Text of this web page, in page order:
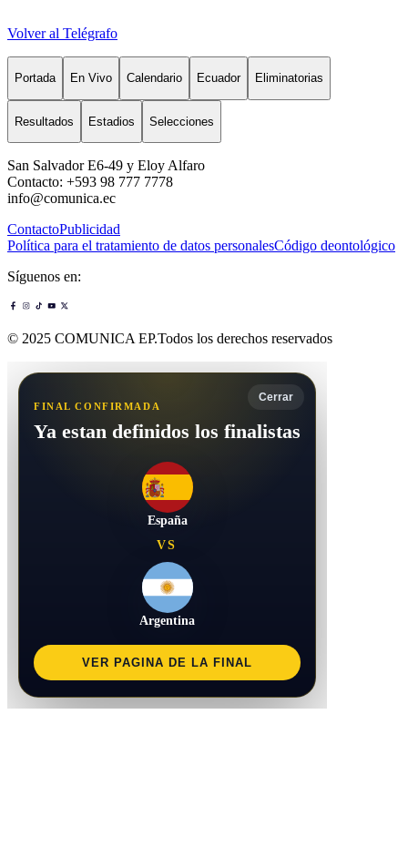
Volver al Telégrafo
Portada En Vivo Calendario Ecuador Eliminatorias
Resultados Estadios Selecciones
San Salvador E6-49 y Eloy Alfaro
Contacto: +593 98 777 7778
info@comunica.ec
ContactoPublicidad
Política para el tratamiento de datos personalesCódigo deontológico
Síguenos en:
© 2025 COMUNICA EP.Todos los derechos reservados
Cerrar
FINAL CONFIRMADA
Ya estan definidos los finalistas
España
VS
Argentina
VER PAGINA DE LA FINAL